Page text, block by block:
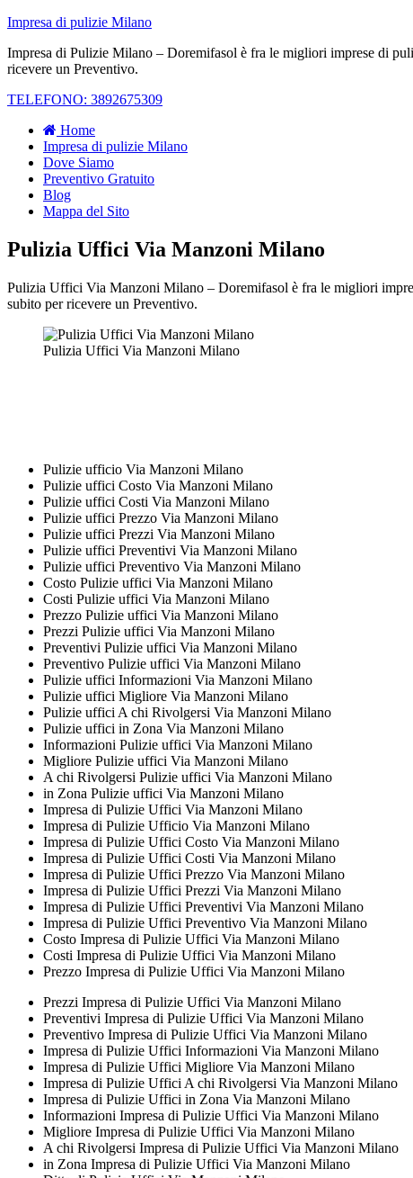
Impresa di pulizie Milano
Impresa di Pulizie Milano – Doremifasol è fra le migliori imprese di
ricevere un Preventivo.
TELEFONO: 3892675309
Home
Impresa di pulizie Milano
Dove Siamo
Preventivo Gratuito
Blog
Mappa del Sito
Pulizia Uffici Via Manzoni Milano
Pulizia Uffici Via Manzoni Milano – Doremifasol è fra le migliori
subito per ricevere un Preventivo.
Pulizia Uffici Via Manzoni Milano
Pulizie ufficio Via Manzoni Milano
Pulizie uffici Costo Via Manzoni Milano
Pulizie uffici Costi Via Manzoni Milano
Pulizie uffici Prezzo Via Manzoni Milano
Pulizie uffici Prezzi Via Manzoni Milano
Pulizie uffici Preventivi Via Manzoni Milano
Pulizie uffici Preventivo Via Manzoni Milano
Costo Pulizie uffici Via Manzoni Milano
Costi Pulizie uffici Via Manzoni Milano
Prezzo Pulizie uffici Via Manzoni Milano
Prezzi Pulizie uffici Via Manzoni Milano
Preventivi Pulizie uffici Via Manzoni Milano
Preventivo Pulizie uffici Via Manzoni Milano
Pulizie uffici Informazioni Via Manzoni Milano
Pulizie uffici Migliore Via Manzoni Milano
Pulizie uffici A chi Rivolgersi Via Manzoni Milano
Pulizie uffici in Zona Via Manzoni Milano
Informazioni Pulizie uffici Via Manzoni Milano
Migliore Pulizie uffici Via Manzoni Milano
A chi Rivolgersi Pulizie uffici Via Manzoni Milano
in Zona Pulizie uffici Via Manzoni Milano
Impresa di Pulizie Uffici Via Manzoni Milano
Impresa di Pulizie Ufficio Via Manzoni Milano
Impresa di Pulizie Uffici Costo Via Manzoni Milano
Impresa di Pulizie Uffici Costi Via Manzoni Milano
Impresa di Pulizie Uffici Prezzo Via Manzoni Milano
Impresa di Pulizie Uffici Prezzi Via Manzoni Milano
Impresa di Pulizie Uffici Preventivi Via Manzoni Milano
Impresa di Pulizie Uffici Preventivo Via Manzoni Milano
Costo Impresa di Pulizie Uffici Via Manzoni Milano
Costi Impresa di Pulizie Uffici Via Manzoni Milano
Prezzo Impresa di Pulizie Uffici Via Manzoni Milano
Prezzi Impresa di Pulizie Uffici Via Manzoni Milano
Preventivi Impresa di Pulizie Uffici Via Manzoni Milano
Preventivo Impresa di Pulizie Uffici Via Manzoni Milano
Impresa di Pulizie Uffici Informazioni Via Manzoni Milano
Impresa di Pulizie Uffici Migliore Via Manzoni Milano
Impresa di Pulizie Uffici A chi Rivolgersi Via Manzoni Milano
Impresa di Pulizie Uffici in Zona Via Manzoni Milano
Informazioni Impresa di Pulizie Uffici Via Manzoni Milano
Migliore Impresa di Pulizie Uffici Via Manzoni Milano
A chi Rivolgersi Impresa di Pulizie Uffici Via Manzoni Milano
in Zona Impresa di Pulizie Uffici Via Manzoni Milano